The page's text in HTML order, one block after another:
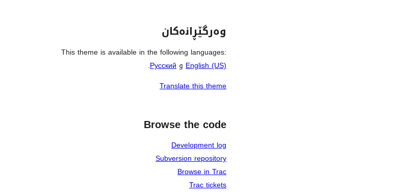
وەرگێڕانەکان
This theme is available in the following languages:
English (US) و Русский
.
Translate this theme
Browse the code
Development log
Subversion repository
Browse in Trac
Trac tickets